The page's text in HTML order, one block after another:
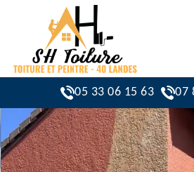
05 33 06 15 63 07